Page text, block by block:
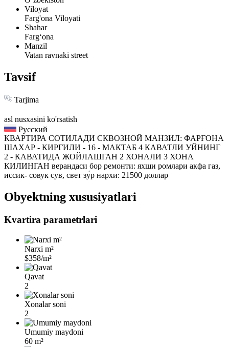
Viloyat
Farg'ona Viloyati
Shahar
Fargʻona
Manzil
Vatan ravnaki street
Tavsif
Tarjima
asl nusxasini ko'rsatish
Русский
КВАРТИРА СОТИЛАДИ СКВОЗНОЙ МАНЗИЛ: ФАРҒОНА
ШАХАР - КИРГИЛИ - 16 - МАКТАБ 4 КАВАТЛИ УЙНИНГ
2 - КАВАТИДА ЖОЙЛАШГАН 2 ХОНАЛИ 3 ХОНА
КИЛИНГАН верандаси бор ремонти: яхши ромлари акфа газ,
иссик- совук сув, свет зу́р нархи: 21500 доллар
Obyektning xususiyatlari
Kvartira parametrlari
Narxi m²
$358/m²
Qavat
2
Xonalar soni
2
Umumiy maydoni
60 m²